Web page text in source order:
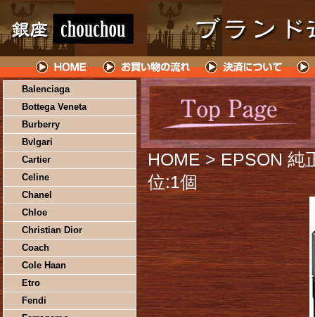
Balenciaga
Bottega Veneta
Burberry
Bvlgari
Cartier
Celine
Chanel
Chloe
Christian Dior
Coach
Cole Haan
Etro
Fendi
HOME > EPSON 純
位:1個